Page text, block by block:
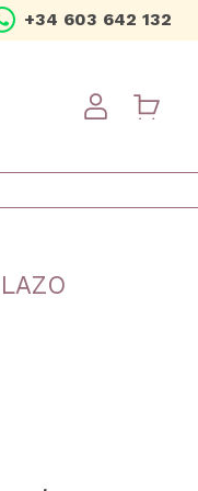
+34 603 642 132
USER